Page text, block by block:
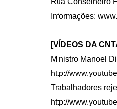
Rua Conselheiro
Informações:
[VÍDEOS DA
Ministro Manoel
http://
Trabalhadores
http://